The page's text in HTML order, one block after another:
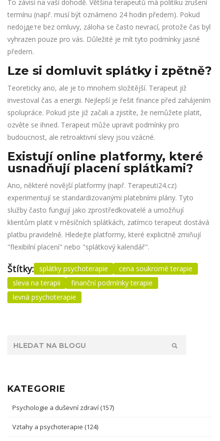
To závisí na vaší dohodě. Většina terapeutů má politiku zrušení
termínu (např. musí být oznámeno 24 hodin předem). Pokud
nedojдете bez omluvy, záloha se často nevrací, protože čas byl
vyhrazen pouze pro vás. Důležité je mít tyto podmínky jasné
předem.
Lze si domluvit splátky i zpětně?
Teoreticky ano, ale je to mnohem složitější. Terapeut již
investoval čas a energii. Nejlepší je řešit finance před zahájením
spolupráce. Pokud jste již začali a zjistíte, že nemůžete platit,
ozvěte se ihned. Terapeut může upravit podmínky pro
budoucnost, ale retroaktivní slevy jsou vzácné.
Existují online platformy, které
usnadňují placení splátkami?
Ano, některé novější platformy (např. Terapeuti24.cz)
experimentují se standardizovanými platebními plány. Tyto
služby často fungují jako zprostředkovatelé a umožňují
klientům platit v měsíčních splátkách, zatímco terapeut dostává
platbu pravidelně. Hledejte platformy, které explicitně zmiňují
"flexibilní placení" nebo "splátkový kalendář".
Štítky: splátky psychoterapie
cena soukromé terapie
sleva na terapii
finanční podmínky terapie
levná psychoterapie
KATEGORIE
Psychologie a duševní zdraví (157)
Vztahy a psychoterapie (124)